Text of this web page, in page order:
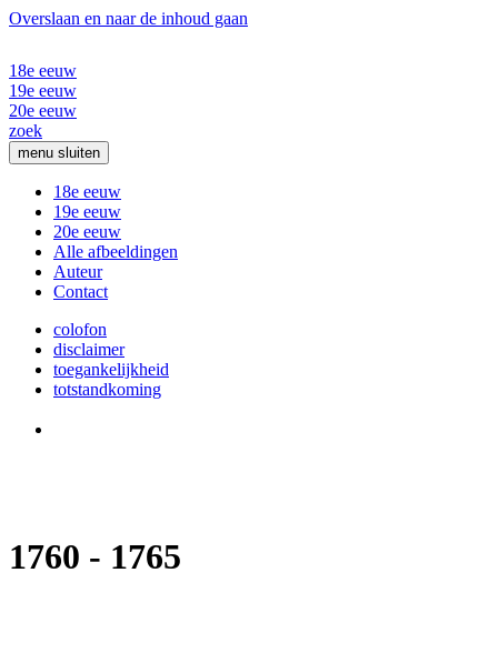
Overslaan en naar de inhoud gaan
18e eeuw
19e eeuw
20e eeuw
zoek
menu sluiten
18e eeuw
19e eeuw
20e eeuw
Alle afbeeldingen
Auteur
Contact
colofon
disclaimer
toegankelijkheid
totstandkoming
1760 - 1765